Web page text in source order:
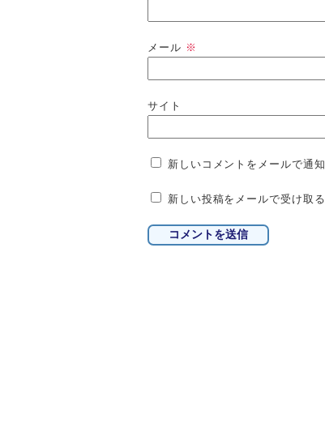
メール ※
サイト
新しいコメントをメールで通知
新しい投稿をメールで受け取る